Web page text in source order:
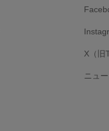
X（旧
ニュ